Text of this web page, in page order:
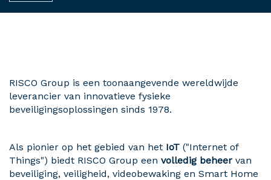
RISCO Group is een toonaangevende wereldwijde
leverancier van innovatieve fysieke
beveiligingsoplossingen sinds 1978.
Als pionier op het gebied van het IoT ("Internet of
Things") biedt RISCO Group een volledig beheer van
beveiliging, veiligheid, videobewaking en Smart Home